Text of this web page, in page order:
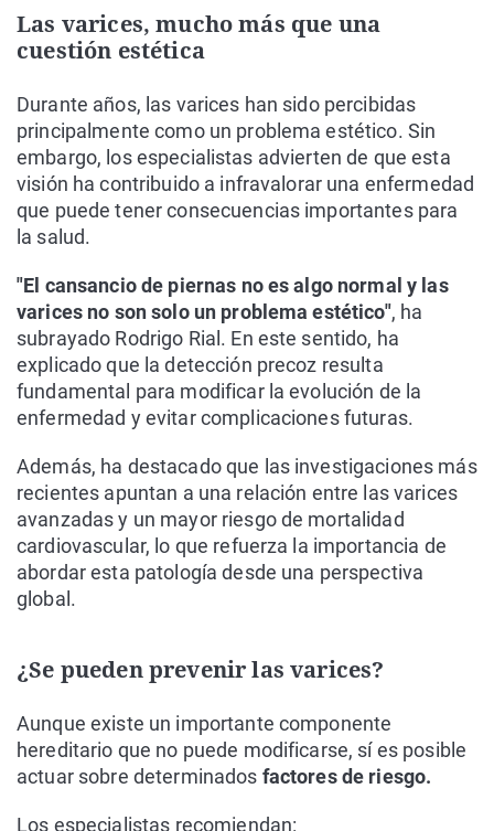
Las varices, mucho más que una
cuestión estética
Durante años, las varices han sido percibidas
principalmente como un problema estético. Sin
embargo, los especialistas advierten de que esta
visión ha contribuido a infravalorar una enfermedad
que puede tener consecuencias importantes para
la salud.
"El cansancio de piernas no es algo normal y las
varices no son solo un problema estético", ha
subrayado Rodrigo Rial. En este sentido, ha
explicado que la detección precoz resulta
fundamental para modificar la evolución de la
enfermedad y evitar complicaciones futuras.
Además, ha destacado que las investigaciones más
recientes apuntan a una relación entre las varices
avanzadas y un mayor riesgo de mortalidad
cardiovascular, lo que refuerza la importancia de
abordar esta patología desde una perspectiva
global.
¿Se pueden prevenir las varices?
Aunque existe un importante componente
hereditario que no puede modificarse, sí es posible
actuar sobre determinados factores de riesgo.
Los especialistas recomiendan: